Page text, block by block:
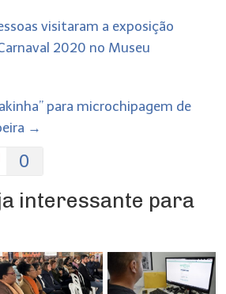
visitaram a exposição
2020 no Museu
para microchipagem de
→
0
interessante para